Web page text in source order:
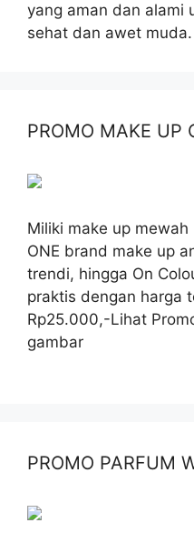
yang aman dan alami
sehat dan awet muda.
PROMO MAKE UP
Miliki make up
ONE brand make up
trendi, hingga On
praktis dengan harga
Rp25.000,-Lihat
gambar
PROMO PARFUM